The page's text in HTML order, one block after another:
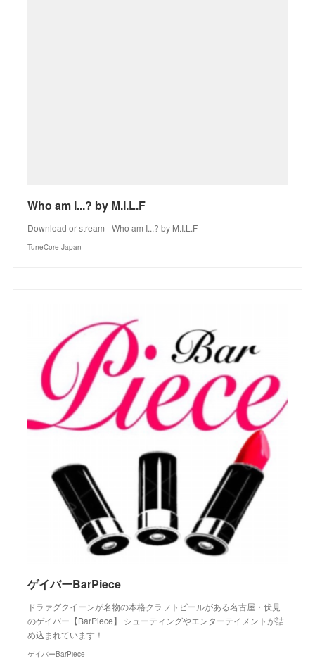
Who am I...? by M.I.L.F
Download or stream - Who am I...? by M.I.L.F
TuneCore Japan
ゲイバーBarPiece
ドラァグクイーンが名物の本格クラフトビールがある名古屋・伏見
のゲイバー【BarPiece】 シューティングやエンターテイメントが詰
め込まれています！
ゲイバーBarPiece